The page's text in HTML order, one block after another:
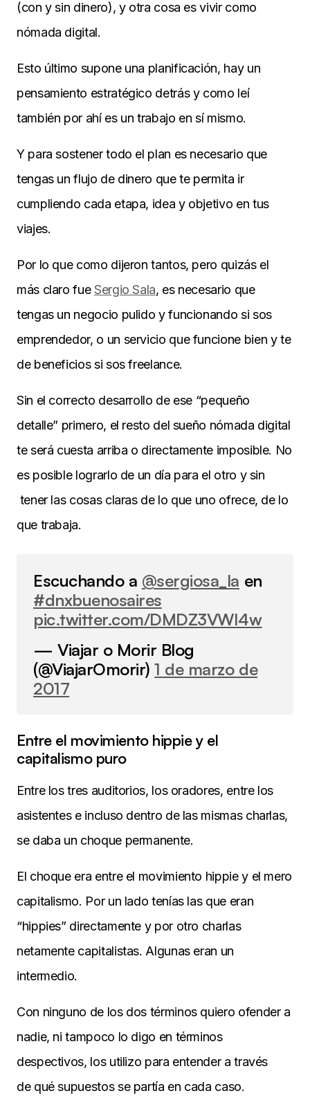
(con y sin dinero), y otra cosa es vivir como
nómada digital.
Esto último supone una planificación, hay un
pensamiento estratégico detrás y como leí
también por ahí es un trabajo en sí mismo.
Y para sostener todo el plan es necesario que
tengas un flujo de dinero que te permita ir
cumpliendo cada etapa, idea y objetivo en tus
viajes.
Por lo que como dijeron tantos, pero quizás el
más claro fueSergio Sala, es necesario que
tengas un negocio pulido y funcionando si sos
emprendedor, o un servicio que funcione bien y te
de beneficios si sos freelance.
Sin el correcto desarrollo de ese “pequeño
detalle” primero, el resto del sueño nómada digital
te será cuesta arriba o directamente imposible. No
es posible lograrlo de un día para el otro y sin
tener las cosas claras de lo que uno ofrece, de lo
que trabaja.
Escuchando a @sergiosa_la en
#dnxbuenosaires
pic.twitter.com/DMDZ3VWI4w
— Viajar o Morir Blog
(@ViajarOmorir)1 de marzo de
2017
Entre el movimiento hippie y el
capitalismo puro
Entre los tres auditorios, los oradores, entre los
asistentes e incluso dentro de las mismas charlas,
se daba un choque permanente.
El choque era entre el movimiento hippie y el mero
capitalismo. Por un lado tenías las que eran
“hippies” directamente y por otro charlas
netamente capitalistas. Algunas eran un
intermedio.
Con ninguno de los dos términos quiero ofender a
nadie, ni tampoco lo digo en términos
despectivos, los utilizo para entender a través
de qué supuestos se partía en cada caso.